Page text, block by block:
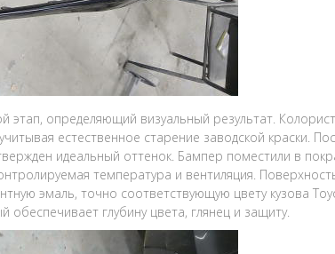
этап, определяющий визуальный результат.
естественное старение заводской краски.
идеальный оттенок. Бампер поместили в
температура и вентиляция.
эмаль, точно соответствующую цвету кузова
глубину цвета, глянец и защиту.